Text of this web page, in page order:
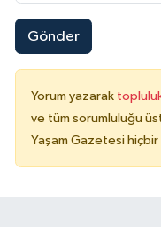
Gönder
Yorum yazarak topluluk
ve tüm sorumluluğu
Yaşam Gazetesi